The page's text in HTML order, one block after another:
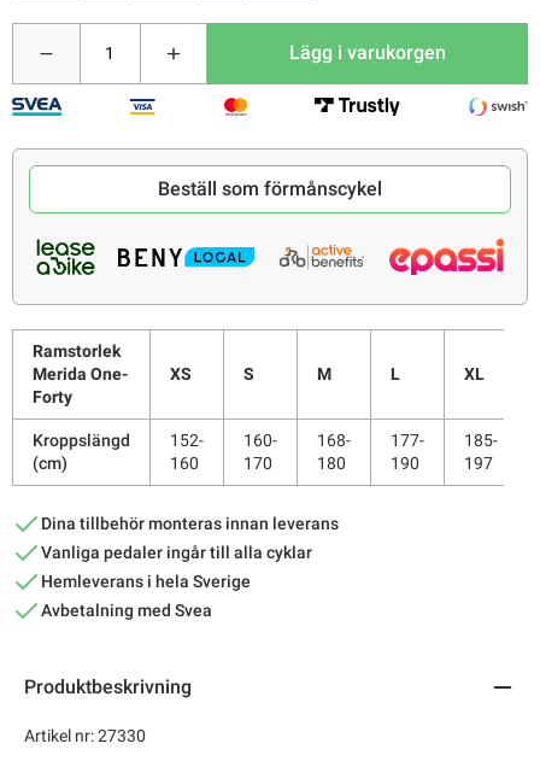
Lägg i varukorgen
Beställ som förmånscykel
Ramstorlek
Merida One-
Forty
XS S M L XL
Kroppslängd
(cm)
152-
160
160-
170
168-
180
177-
190
185-
197
Dina tillbehör monteras innan leverans
Vanliga pedaler ingår till alla cyklar
Hemleverans i hela Sverige
Avbetalning med Svea
Produktbeskrivning
Artikel nr: 27330